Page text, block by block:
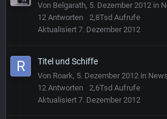
Von Belgarath, 5. Dezember 2012 in
12 Antworten 2,8Tsd Aufrufe
Aktualisiert 7. Dezember 2012
Titel und Schiffe
Von Roark, 5. Dezember 2012 in
12 Antworten 2,6Tsd Aufrufe
Aktualisiert 7. Dezember 2012